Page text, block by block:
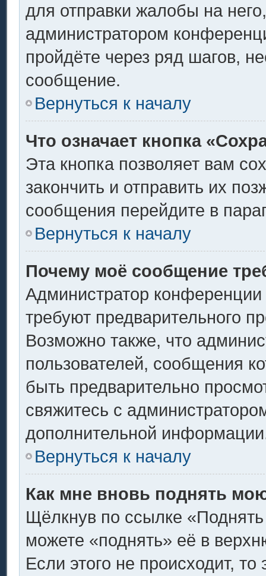
для отправки жалобы на
администратором
пройдёте через ряд шагов,
сообщение.
Вернуться к началу
Что означает кнопка
Эта кнопка позволяет вам
закончить и отправить их
сообщения перейдите в
Вернуться к началу
Почему моё сообщение
Администратор
требуют предварительного
Возможно также, что
пользователей, сообщения
быть предварительно
свяжитесь с
дополнительной
Вернуться к началу
Как мне вновь поднять
Щёлкнув по ссылке
можете «поднять» её в
Если этого не происходит, то